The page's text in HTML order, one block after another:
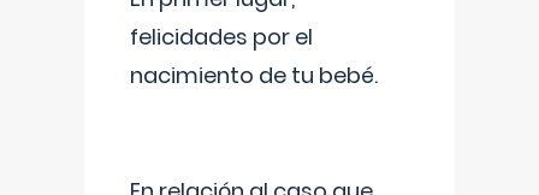
felicidades por el
nacimiento de tu bebé.